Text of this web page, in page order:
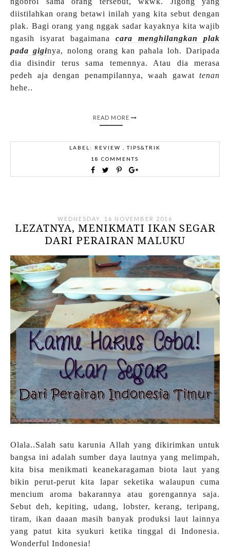
diistilahkan orang betawi inilah yang kita sebut dengan
plak. Bagi orang yang nggak sadar kayaknya kita wajib
ngasih isyarat bagaimana cara menghilangkan plak
pada giginya, nolong orang kan pahala loh. Daripada
dia disindir terus sama temennya. Atau dia merasa
pedeh aja dengan penampilannya, waah gawat tenan
hehe..
READ MORE
LABEL: REVIEW ,TIPS&TRIK
18 COMMENTS
WEDNESDAY, 16 NOVEMBER 2016
LEZATNYA, MENIKMATI IKAN SEGAR
DARI PERAIRAN MALUKU
Olala..Salah satu karunia Allah yang dikirimkan untuk
bangsa ini adalah sumber daya lautnya yang melimpah,
kita bisa menikmati keanekaragaman biota laut yang
bikin perut-perut kita lapar seketika walaupun cuma
mencium aroma bakarannya atau gorengannya saja.
Sebut deh, kepiting, udang, lobster, kerang, teripang,
tiram, ikan daaan masih banyak produksi laut lainnya
yang patut kita syukuri ketika tinggal di Indonesia.
Wonderful Indonesia!